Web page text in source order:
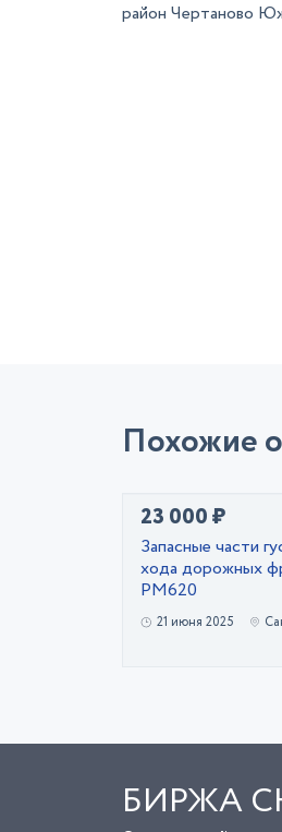
район Чертаново
Похожие
23 000 ₽
Запасные части
хода дорожных
PM620
21 июня 2025
БИРЖА